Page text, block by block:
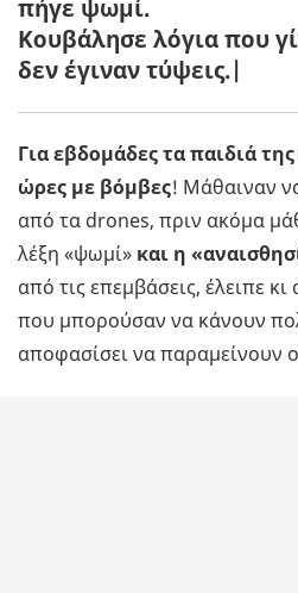
πήγε ψωμί.
Κουβάλησε λόγια που
δεν έγιναν τύψεις.|
Για εβδομάδες τα παιδιά
ώρες με βόμβες! Μάθαιναν
από τα drones, πριν ακόμα
λέξη «ψωμί» και η
από τις επεμβάσεις, έλειπε
που μπορούσαν να κάνουν
αποφασίσει να παραμείνουν